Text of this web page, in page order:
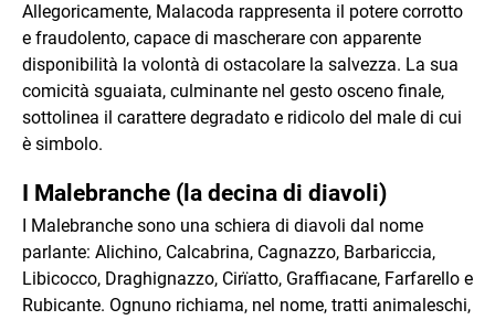
Allegoricamente, Malacoda rappresenta il potere corrotto
e fraudolento, capace di mascherare con apparente
disponibilità la volontà di ostacolare la salvezza. La sua
comicità sguaiata, culminante nel gesto osceno finale,
sottolinea il carattere degradato e ridicolo del male di cui
è simbolo.
I Malebranche (la decina di diavoli)
I Malebranche sono una schiera di diavoli dal nome
parlante: Alichino, Calcabrina, Cagnazzo, Barbariccia,
Libicocco, Draghignazzo, Cirïatto, Graffiacane, Farfarello e
Rubicante. Ognuno richiama, nel nome, tratti animaleschi,